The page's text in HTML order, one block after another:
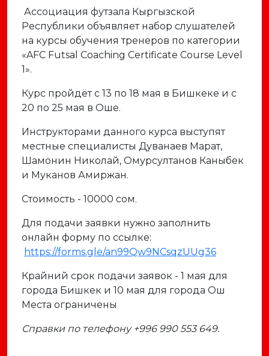
Ассоциация футзала Кыргызской
Республики объявляет набор слушателей
на курсы обучения тренеров по категории
«AFC Futsal Coaching Certificate Course Level
1».
Курс пройдёт с 13 по 18 мая в Бишкеке и с
20 по 25 мая в Оше.
Инструкторами данного курса выступят
местные специалисты Дуванаев Марат,
Шамонин Николай, Омурсултанов Каныбек
и Муканов Амиржан.
Стоимость - 10000 сом.
Для подачи заявки нужно заполнить
онлайн форму по ссылке:
https://forms.gle/an99Qw9NCsqzUUg36
Крайний срок подачи заявок - 1 мая для
города Бишкек и 10 мая для города Ош
Места ограничены
Справки по телефону +996 990 553 649.